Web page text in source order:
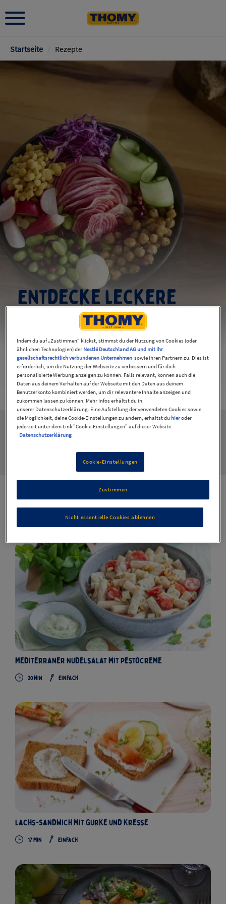
Pfadnavigation
Startseite Rezepte
Entdecke leckere
THOMY Rezepte
Zusammen mit deiner Familie und mit Freunden
genießen? Mit THOMY geht es auf zum nächsten
Geschmackserlebnis!
127
Mediterraner Nudelsalat mit Pestocreme
20 Min Einfach
Lachs-Sandwich mit Gurke und Kresse
17 Min Einfach
Indem du auf „Zustimmen“ klickst, stimmst du der Nutzung von Cookies (oder
ähnlichen Technologien) der Nestlé Deutschland AG und mit ihr
gesellschaftsrechtlich verbundenen Unternehmen sowie ihren Partnern zu. Dies ist
erforderlich, um die Nutzung der Webseite zu verbessern und für dich
personalisierte Werbung anzeigen zu können. Falls relevant, können auch die
Daten aus deinem Verhalten auf der Webseite mit den Daten aus deinem
Benutzerkonto kombiniert werden, um dir relevantere Inhalte anzeigen und
zukommen lassen zu können. Mehr Infos erhältst du in
unserer Datenschutzerklärung. Eine Aufstellung der verwendeten Cookies sowie
die Möglichkeit, deine Cookie-Einstellungen zu ändern, erhältst du hieroder
jederzeit unter dem Link "Cookie-Einstellungen" auf dieser Website.
Datenschutzerklärung
Cookie-Einstellungen
Nicht essentielle Cookies ablehnen
Zustimmen